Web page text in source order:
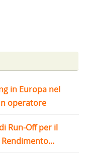
in Europa nel
operatore
Run-Off per il